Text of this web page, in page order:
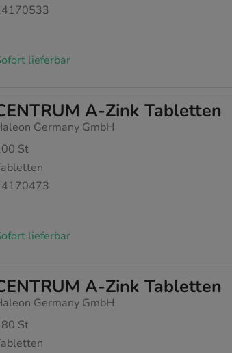
lieferbar
A-Zink Tabletten
Germany GmbH
St
lieferbar
A-Zink Tabletten
Germany GmbH
St